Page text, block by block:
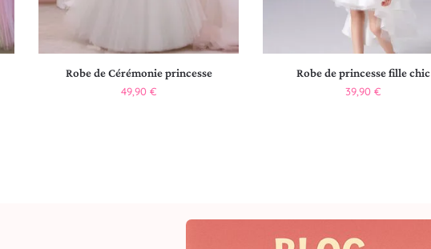
Robe de Cérémonie princesse
49,90 €
Robe de princesse fille chic
39,90 €